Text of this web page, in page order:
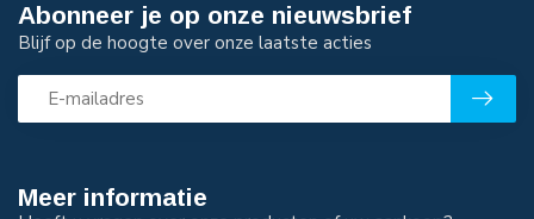
Meer informatie
Abonneer je op onze nieuwsbrief
Blijf op de hoogte over onze laatste acties